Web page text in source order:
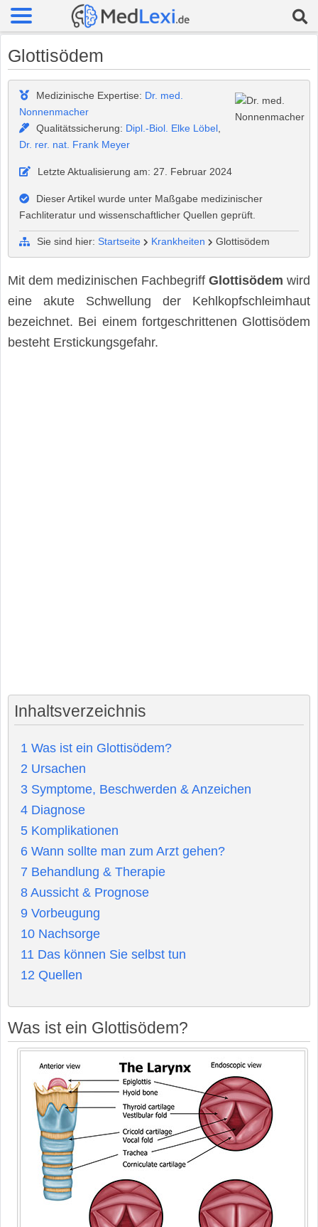
Glottisödem
Medizinische Expertise: Dr. med.
Nonnenmacher
Qualitätssicherung: Dipl.-Biol. Elke Löbel,
Dr. rer. nat. Frank Meyer
Letzte Aktualisierung am: 27. Februar 2024
Dieser Artikel wurde unter Maßgabe medizinischer
Fachliteratur und wissenschaftlicher Quellen geprüft.
Sie sind hier: Startseite Krankheiten Glottisödem
Mit dem medizinischen Fachbegriff Glottisödem wird
eine akute Schwellung der Kehlkopfschleimhaut
bezeichnet. Bei einem fortgeschrittenen Glottisödem
besteht Erstickungsgefahr.
Inhaltsverzeichnis
1 Was ist ein Glottisödem?
2 Ursachen
3 Symptome, Beschwerden & Anzeichen
4 Diagnose
5 Komplikationen
6 Wann sollte man zum Arzt gehen?
7 Behandlung & Therapie
8 Aussicht & Prognose
9 Vorbeugung
10 Nachsorge
11 Das können Sie selbst tun
12 Quellen
Was ist ein Glottisödem?